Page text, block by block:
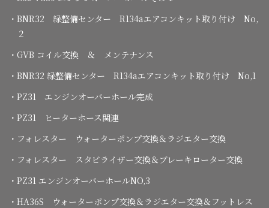
・BNR32 緑整備センター R134aエアコンキット取り付け No,
２
・GVB コイル交換 ＆ メンテナンス
・BNR32 緑整備センター R134aエアコンキット取り付け No,1
・PZ31 エンジンオーバーホール完成
・PZ31 ヒーターホース関連
・フォレスター ウォーターポンプ交換＆ラジエター交換
・フォレスター スタビライザー交換＆ブレーキローター交換
・PZ31 エンジンオーバーホールNO,3
・HA36S ウォーターポンプ交換＆ラジエター交換＆フットレス